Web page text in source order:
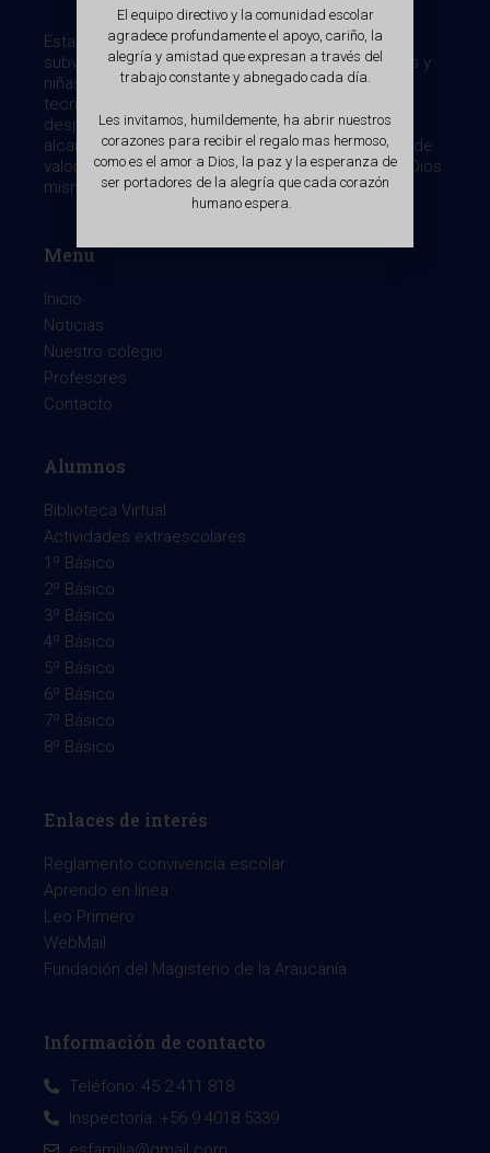
Establecimiento de Educación General Básica
subvencionado. Desde 1898 ayudando a los niños y
niñas, en una sociedad desarrollada científica y
tecnológicamente, impidiendoles la
despersonalización y la masificación, haciéndoles
alcanzar la libertad interna, gracias a la formación de
valores, que nos entrega el Evangelio cuyo fin es Dios
mismo, centrado en la persona de Cristo.
Menu
Inicio
Noticias
Nuestro colegio
Profesores
Contacto
Alumnos
Biblioteca Virtual
Actividades extraescolares
1º Básico
2º Básico
3º Básico
4º Básico
5º Básico
6º Básico
7º Básico
8º Básico
Enlaces de interés
Reglamento convivencia escolar
Aprendo en línea
Leo Primero
WebMail
Fundación del Magisterio de la Araucanía
Información de contacto
Teléfono: 45 2 411 818
Inspectoría: +56 9 4018 5339
El equipo directivo y la comunidad escolar
agradece profundamente el apoyo, cariño, la
alegría y amistad que expresan a través del
trabajo constante y abnegado cada día.
Les invitamos, humildemente, ha abrir nuestros
corazones para recibir el regalo mas hermoso,
como es el amor a Dios, la paz y la esperanza de
ser portadores de la alegría que cada corazón
humano espera.